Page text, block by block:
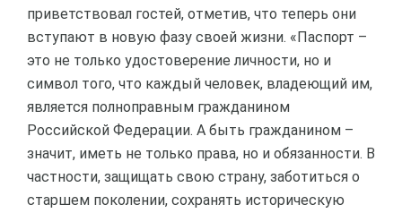
приветствовал гостей, отметив, что теперь они
вступают в новую фазу своей жизни. «Паспорт –
это не только удостоверение личности, но и
символ того, что каждый человек, владеющий им,
является полноправным гражданином
Российской Федерации. А быть гражданином –
значит, иметь не только права, но и обязанности. В
частности, защищать свою страну, заботиться о
старшем поколении, сохранять историческую